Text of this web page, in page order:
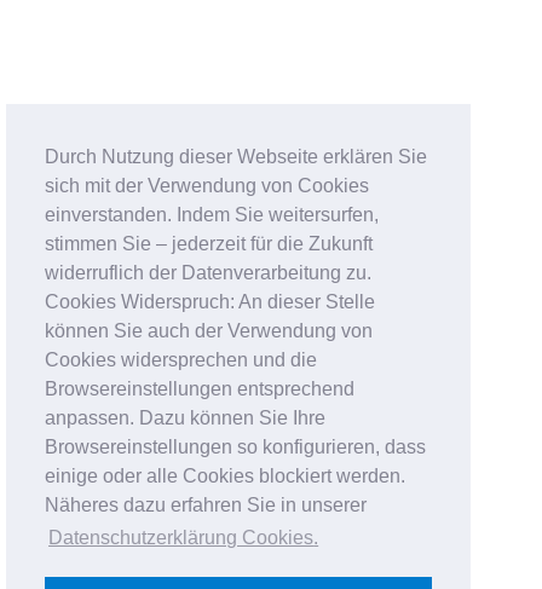
Durch Nutzung dieser Webseite erklären Sie
sich mit der Verwendung von Cookies
einverstanden. Indem Sie weitersurfen,
stimmen Sie – jederzeit für die Zukunft
widerruflich der Datenverarbeitung zu.
Cookies Widerspruch: An dieser Stelle
können Sie auch der Verwendung von
Cookies widersprechen und die
Browsereinstellungen entsprechend
anpassen. Dazu können Sie Ihre
Browsereinstellungen so konfigurieren, dass
einige oder alle Cookies blockiert werden.
Näheres dazu erfahren Sie in unserer
Datenschutzerklärung Cookies.